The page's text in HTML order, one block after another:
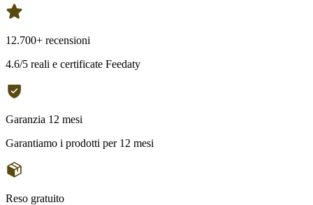
12.700+ recensioni
4.6/5 reali e certificate Feedaty
Garanzia 12 mesi
Garantiamo i prodotti per 12 mesi
Reso gratuito